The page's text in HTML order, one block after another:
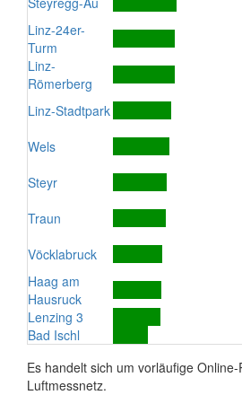
Linz-24er-
Turm
Linz-
Römerberg
Linz-Stadtpark
Wels
Steyr
Traun
Vöcklabruck
Haag am
Hausruck
Lenzing 3
Bad Ischl
Es handelt sich um vorläufige
Luftmessnetz.